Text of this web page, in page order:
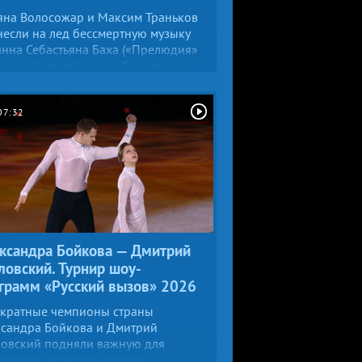
Волосожар и Максим Траньков
на лед бессмертную музыку
Себастьяна Баха («Прелюдия»
Номер двукратных
чемпионов прозвучал
молитвой. Екатерина
отметила выступление
призом.
Бойкова — Дмитрий
Турнир шоу-
«Русский вызов» 2026
чемпионы страны
Бойкова и Дмитрий
подняли важную для